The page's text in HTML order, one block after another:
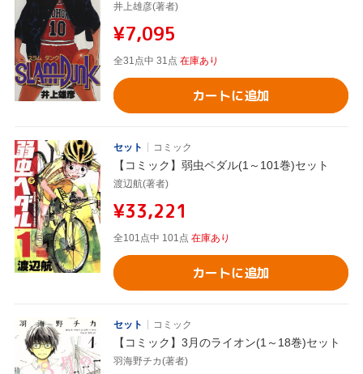
井上雄彦(著者)
¥7,095
全31点中 31点 在庫あり
カートに追加
セット コミック
【コミック】弱虫ペダル(1～101巻)セット
渡辺航(著者)
¥33,221
全101点中 101点 在庫あり
カートに追加
セット コミック
【コミック】3月のライオン(1～18巻)セット
羽海野チカ(著者)